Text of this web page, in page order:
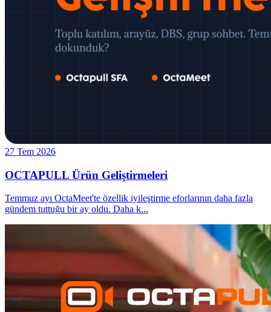
27 Tem 2026
OCTAPULL Ürün Geliştirmeleri
Temmuz ayı OctaMeet'te özellik iyileştirme eforlarının daha fazla
gündem tuttuğu bir ay oldu. Daha k...